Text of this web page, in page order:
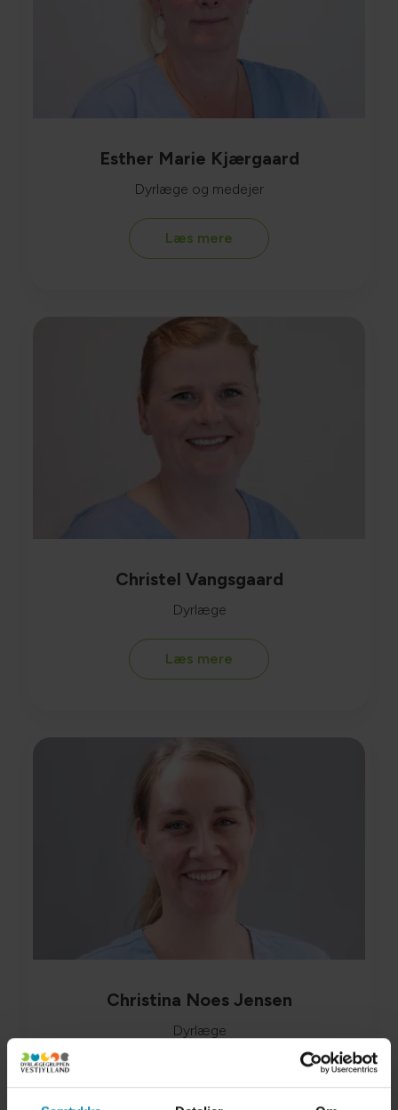
Esther Marie Kjærgaard
Dyrlæge og medejer
Læs mere
Christel Vangsgaard
Dyrlæge
Læs mere
Christina Noes Jensen
Dyrlæge